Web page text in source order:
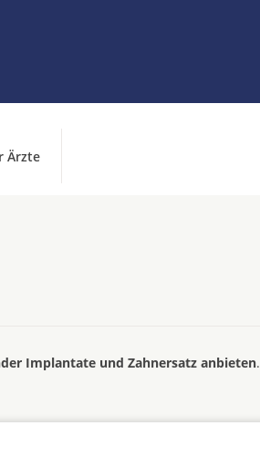
Ärzte
Implantate und Zahnersatz anbieten.